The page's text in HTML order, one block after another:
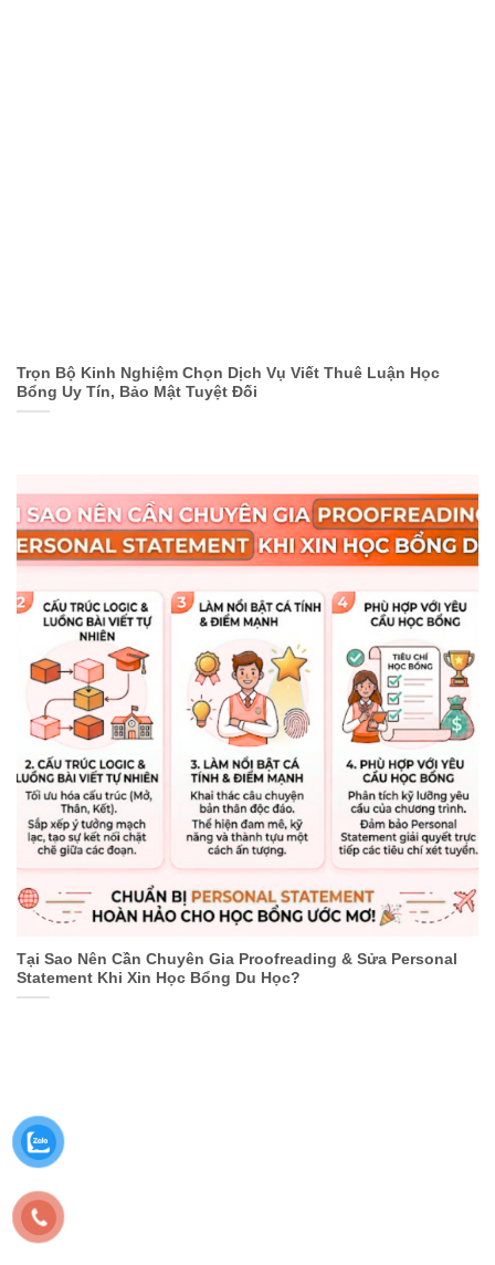
Trọn Bộ Kinh Nghiệm Chọn Dịch Vụ Viết Thuê Luận Học
Bổng Uy Tín, Bảo Mật Tuyệt Đối
Tại Sao Nên Cần Chuyên Gia Proofreading & Sửa Personal
Statement Khi Xin Học Bổng Du Học?